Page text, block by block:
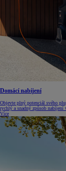
Domácí nabíjení
Objevte plný potenciál svého
rychlý a snadný způsob nabíjení
Více